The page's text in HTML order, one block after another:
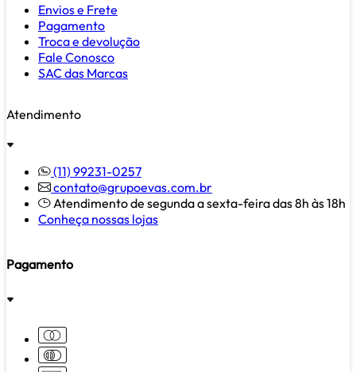
Envios e Frete
Pagamento
Troca e devolução
Fale Conosco
SAC das Marcas
Atendimento
(11) 99231-0257
contato@grupoevas.com.br
Atendimento de segunda a sexta-feira das 8h às 18h
Conheça nossas lojas
Pagamento